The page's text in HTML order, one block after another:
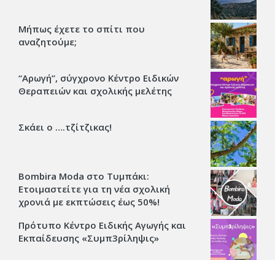
Μήπως έχετε το σπίτι που
αναζητούμε;
“Αρωγή”, σύγχρονο Κέντρο Ειδικών
Θεραπειών και σχολικής μελέτης
Σκάει ο ….τζίτζικας!
Bombira Moda στο Τυμπάκι:
Ετοιμαστείτε για τη νέα σχολική
χρονιά με εκπτώσεις έως 50%!
Πρότυπο Κέντρο Ειδικής Αγωγής και
Εκπαίδευσης «Συμπ3ρίληψις»